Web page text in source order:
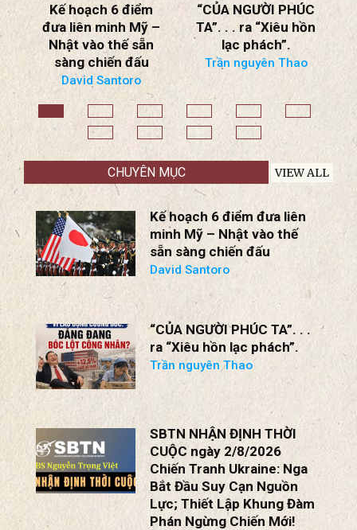
Kế hoạch 6 điểm
đưa liên minh Mỹ –
Nhật vào thế sẵn
sàng chiến đấu
David Santoro
“CỦA NGƯỜI PHÚC
TA”. . . ra “Xiêu hồn
lạc phách”.
Trần nguyên Thao
CHUYÊN MỤC VIEW ALL
Kế hoạch 6 điểm đưa liên
minh Mỹ – Nhật vào thế
sẵn sàng chiến đấu
David Santoro
“CỦA NGƯỜI PHÚC TA”. . .
ra “Xiêu hồn lạc phách”.
Trần nguyên Thao
SBTN NHẬN ĐỊNH THỜI
CUỘC ngày 2/8/2026
Chiến Tranh Ukraine: Nga
Bắt Đầu Suy Cạn Nguồn
Lực; Thiết Lập Khung Đàm
Phán Ngừng Chiến Mới!